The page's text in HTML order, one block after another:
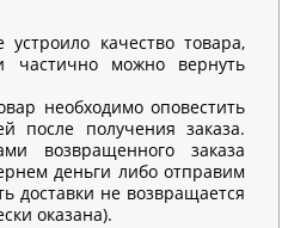
качество товара,
частично можно вернуть
необходимо оповестить
после получения заказа.
возвращенного заказа
деньги либо отправим
доставки не возвращается
оказана).